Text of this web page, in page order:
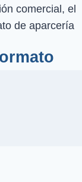
comercial, el
de aparcería